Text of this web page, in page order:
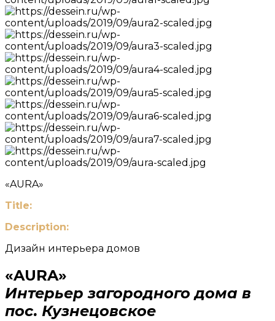
«AURA»
Title:
Description:
Дизайн интерьера домов
«AURA»
Интерьер загородного дома в
пос. Кузнецовское